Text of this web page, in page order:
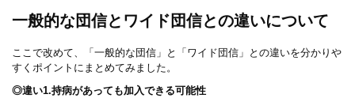
一般的な団信とワイド団信との違いについて
ここで改めて、「一般的な団信」と「ワイド団信」との違いを分かりや
すくポイントにまとめてみました。
◎違い1.持病があっても加入できる可能性